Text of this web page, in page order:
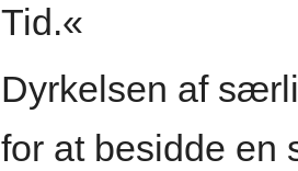
Tid.«
Dyrkelsen af
for at besidde